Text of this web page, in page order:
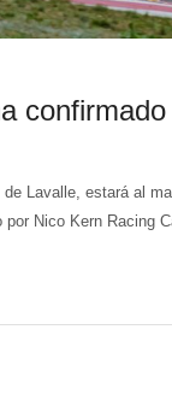
confirmado
Lavalle, estará al
por Nico Kern Racing